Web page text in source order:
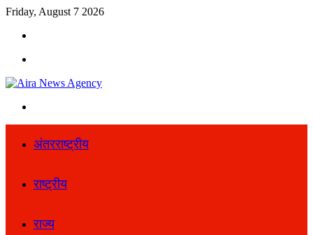
Friday, August 7 2026
अंतरराष्ट्रीय
राष्ट्रीय
राज्य